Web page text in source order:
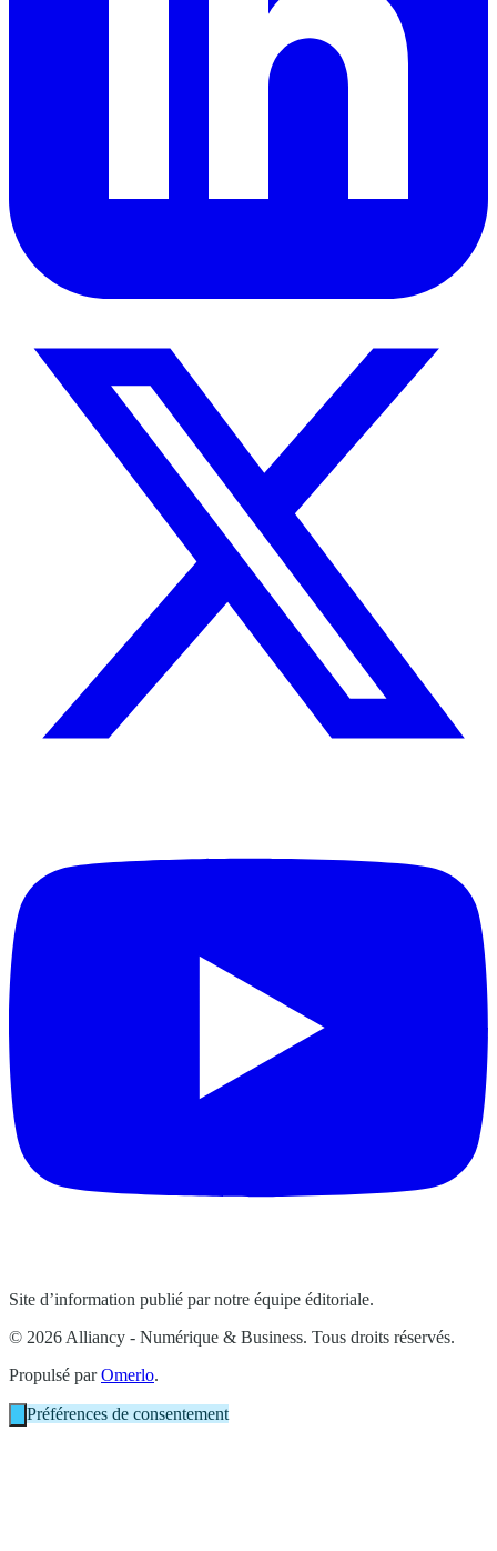
Site d’information publié par notre équipe éditoriale.
© 2026 Alliancy - Numérique & Business. Tous droits réservés.
Propulsé parOmerlo.
Préférences de consentement